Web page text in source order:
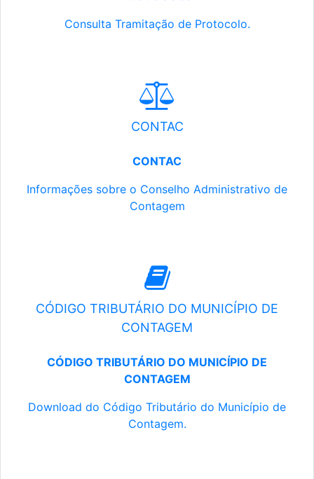
Consulta Tramitação de Protocolo.
CONTAC
CONTAC
Informações sobre o Conselho Administrativo de
Contagem
CÓDIGO TRIBUTÁRIO DO MUNICÍPIO DE
CONTAGEM
CÓDIGO TRIBUTÁRIO DO MUNICÍPIO DE
CONTAGEM
Download do Código Tributário do Município de
Contagem.